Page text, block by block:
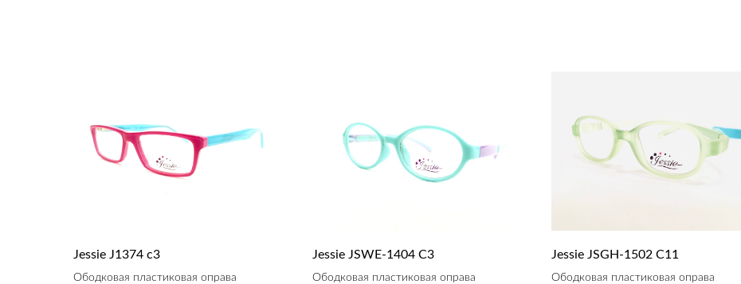
Jessie J1374 c3
Ободковая пластиковая оправа
Jessie JSWE-1404 С3
Ободковая пластиковая оправа
Jessie JSGH-1502 C11
Ободковая пластиковая оправа